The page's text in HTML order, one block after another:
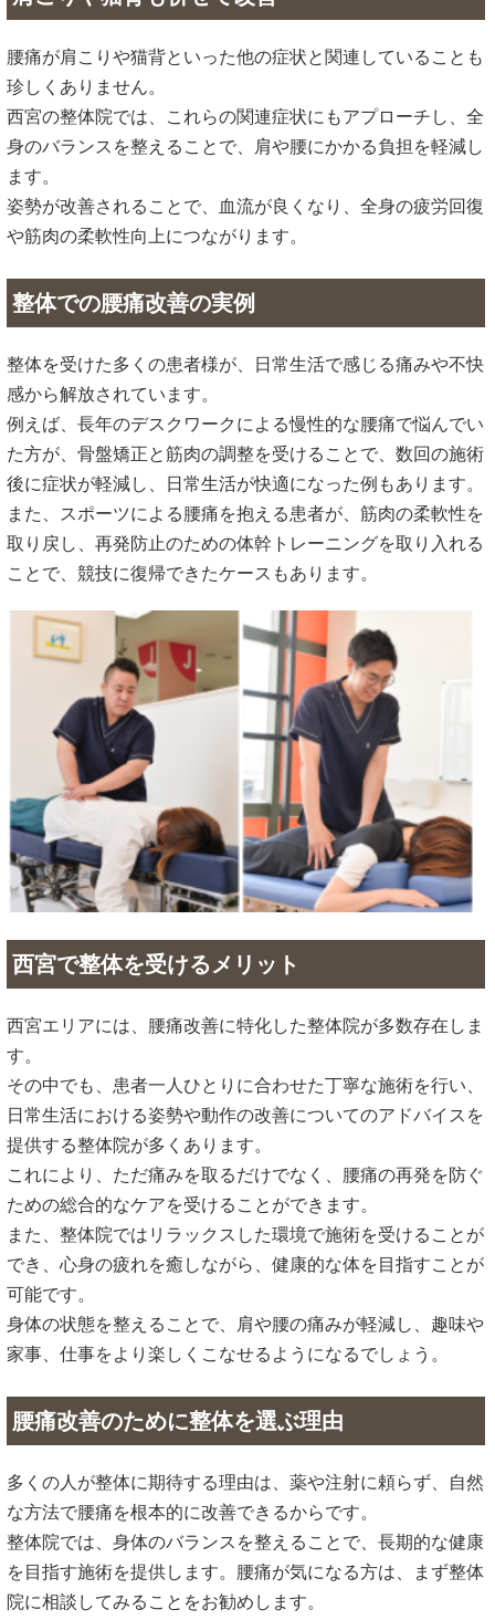
腰痛が肩こりや猫背といった他の症状と関連していることも
珍しくありません。
西宮の整体院では、これらの関連症状にもアプローチし、全
身のバランスを整えることで、肩や腰にかかる負担を軽減し
ます。
姿勢が改善されることで、血流が良くなり、全身の疲労回復
や筋肉の柔軟性向上につながります。
整体での腰痛改善の実例
整体を受けた多くの患者様が、日常生活で感じる痛みや不快
感から解放されています。
例えば、長年のデスクワークによる慢性的な腰痛で悩んでい
た方が、骨盤矯正と筋肉の調整を受けることで、数回の施術
後に症状が軽減し、日常生活が快適になった例もあります。
また、スポーツによる腰痛を抱える患者が、筋肉の柔軟性を
取り戻し、再発防止のための体幹トレーニングを取り入れる
ことで、競技に復帰できたケースもあります。
西宮で整体を受けるメリット
西宮エリアには、腰痛改善に特化した整体院が多数存在しま
す。
その中でも、患者一人ひとりに合わせた丁寧な施術を行い、
日常生活における姿勢や動作の改善についてのアドバイスを
提供する整体院が多くあります。
これにより、ただ痛みを取るだけでなく、腰痛の再発を防ぐ
ための総合的なケアを受けることができます。
また、整体院ではリラックスした環境で施術を受けることが
でき、心身の疲れを癒しながら、健康的な体を目指すことが
可能です。
身体の状態を整えることで、肩や腰の痛みが軽減し、趣味や
家事、仕事をより楽しくこなせるようになるでしょう。
腰痛改善のために整体を選ぶ理由
多くの人が整体に期待する理由は、薬や注射に頼らず、自然
な方法で腰痛を根本的に改善できるからです。
整体院では、身体のバランスを整えることで、長期的な健康
を目指す施術を提供します。腰痛が気になる方は、まず整体
院に相談してみることをお勧めします。